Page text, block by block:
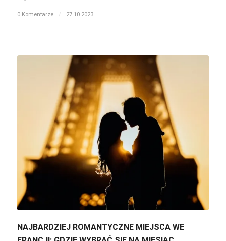
0 Komentarze / 27.10.2023
NAJBARDZIEJ ROMANTYCZNE MIEJSCA WE